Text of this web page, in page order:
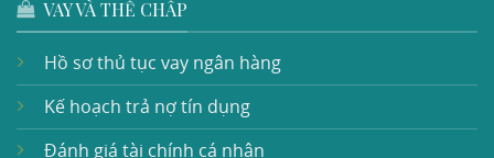
VAY VÀ THẾ CHẤP
Hồ sơ thủ tục vay ngân hàng
Kế hoạch trả nợ tín dụng
Đánh giá tài chính cá nhân